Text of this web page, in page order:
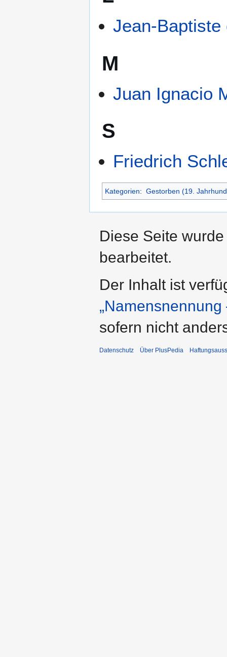
Jean-
M
Juan Ignacio
S
Friedrich
Kategorien: Gestorben (19.
Diese Seite
bearbeitet.
Der Inhalt ist
sofern nicht
Datenschutz Über PlusPedia